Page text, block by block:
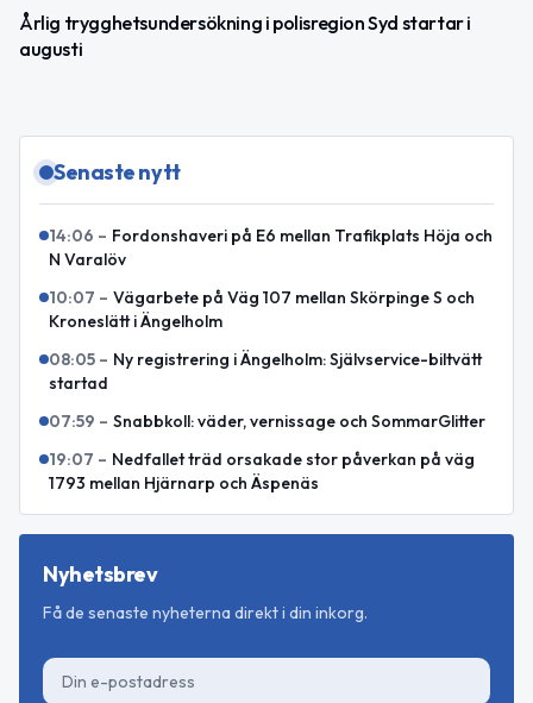
Årlig trygghetsundersökning i polisregion Syd startar i
augusti
Senaste nytt
14:06 – Fordonshaveri på E6 mellan Trafikplats Höja och
N Varalöv
10:07 – Vägarbete på Väg 107 mellan Skörpinge S och
Kroneslätt i Ängelholm
08:05 – Ny registrering i Ängelholm: Självservice-biltvätt
startad
07:59 – Snabbkoll: väder, vernissage och SommarGlitter
19:07 – Nedfallet träd orsakade stor påverkan på väg
1793 mellan Hjärnarp och Äspenäs
Nyhetsbrev
Få de senaste nyheterna direkt i din inkorg.